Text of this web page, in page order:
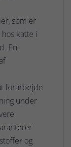
som er
katte i
En
forarbejde
under
og